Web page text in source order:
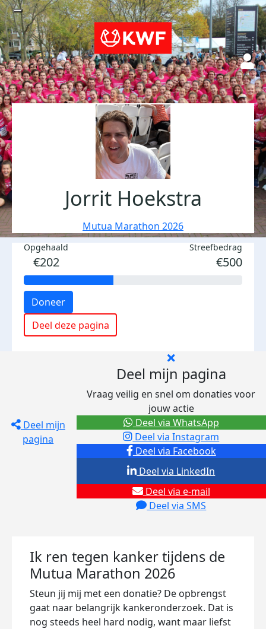
Jorrit Hoekstra
Mutua Marathon 2026
Opgehaald
€202
Streefbedrag
€500
Doneer
Deel deze pagina
Deel mijn
pagina
Deel mijn pagina
Vraag veilig en snel om donaties voor
jouw actie
Deel via Facebook
Deel via Instagram
Deel via e-mail
Deel via SMS
Deel via LinkedIn
Deel via WhatsApp
Ik ren tegen kanker tijdens de
Mutua Marathon 2026
Steun jij mij met een donatie? De opbrengst
gaat naar belangrijk kankeronderzoek. Dat is
nog steeds heel hard nodig, want maar liefst